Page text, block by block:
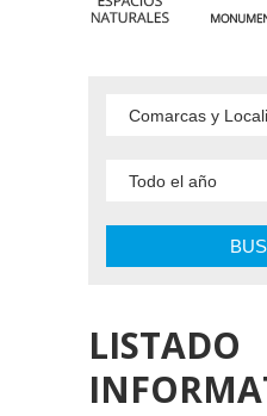
LISTADO